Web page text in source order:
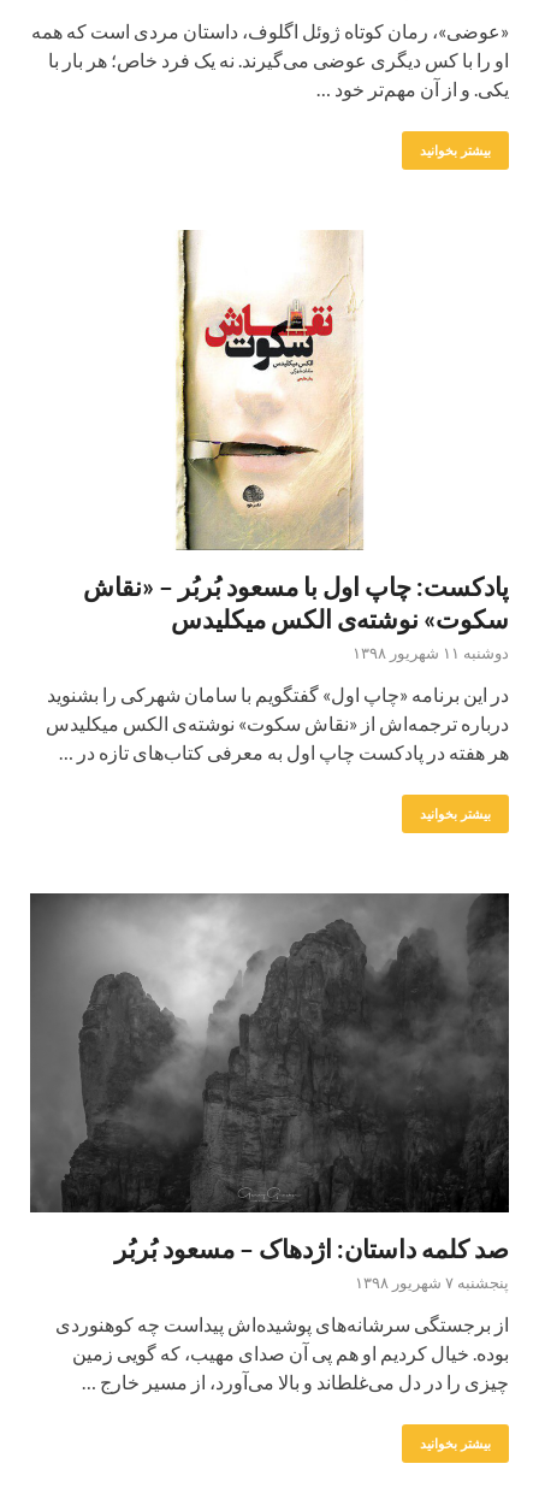
«عوضی»، رمان کوتاه ژوئل اگلوف، داستان مردی است که همه
او را با کس دیگری عوضی می‌گیرند. نه یک فرد خاص؛ هر بار با
یکی. و از آن مهم‌تر خود …
بیشتر بخوانید
پادکست: چاپ اول با مسعود بُربُر – «نقاش
سکوت» نوشته‌ی الکس میکلیدس
دوشنبه ۱۱ شهریور ۱۳۹۸
در این برنامه «چاپ اول» گفتگویم با سامان شهرکی را بشنوید
درباره ترجمه‌اش از «نقاش سکوت» نوشته‌ی الکس میکلیدس
هر هفته در پادکست چاپ اول به معرفی کتاب‌های تازه در …
بیشتر بخوانید
صد کلمه داستان: اژدهاک – مسعود بُربُر
پنجشنبه ۷ شهریور ۱۳۹۸
از برجستگی سرشانه‌های پوشیده‌اش پیداست چه کوهنوردی
بوده. خیال کردیم او هم پی آن صدای مهیب، که گویی زمین
چیزی را در دل می‌غلطاند و بالا می‌آورد، از مسیر خارج …
بیشتر بخوانید